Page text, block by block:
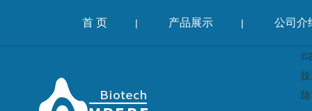
首 页 | 产品展示 | 公司介
陆